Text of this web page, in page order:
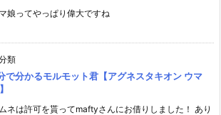
娘ってやっぱり偉大ですね
類
で分かるモルモット君【アグネスタキオン ウマ
ネは許可を貰ってmaftyさんにお借りしました！ あり